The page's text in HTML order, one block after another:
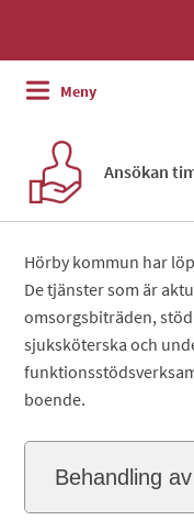
Hörby
kommuns
tjänster
Meny
Ansökan
Hörby kommun har
De tjänster som är
omsorgsbiträden,
sjuksköterska och
boende.
Behandling